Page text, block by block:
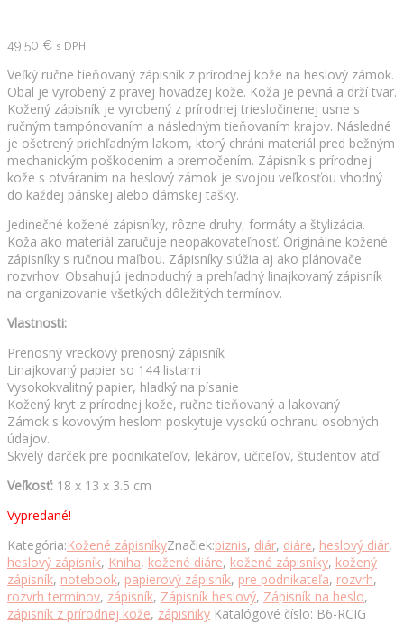
49.50 € s DPH
Veľký ručne tieňovaný zápisník z prírodnej kože na heslový zámok.
Obal je vyrobený z pravej hovädzej kože. Koža je pevná a drží tvar.
Kožený zápisník je vyrobený z prírodnej triesločinenej usne s
ručným tampónovaním a následným tieňovaním krajov. Následné
je ošetrený priehľadným lakom, ktorý chráni materiál pred bežným
mechanickým poškodením a premočením. Zápisník s prírodnej
kože s otváraním na heslový zámok je svojou veľkosťou vhodný
do každej pánskej alebo dámskej tašky.
Jedinečné kožené zápisníky, rôzne druhy, formáty a štylizácia.
Koža ako materiál zaručuje neopakovateľnosť. Originálne kožené
zápisníky s ručnou maľbou. Zápisníky slúžia aj ako plánovače
rozvrhov. Obsahujú jednoduchý a prehľadný linajkovaný zápisník
na organizovanie všetkých dôležitých termínov.
Vlastnosti:
Prenosný vreckový prenosný zápisník
Linajkovaný papier so 144 listami
Vysokokvalitný papier, hladký na písanie
Kožený kryt z prírodnej kože, ručne tieňovaný a lakovaný
Zámok s kovovým heslom poskytuje vysokú ochranu osobných
údajov.
Skvelý darček pre podnikateľov, lekárov, učiteľov, študentov atď.
Veľkosť: 18 x 13 x 3.5 cm
Vypredané!
Kategória:Kožené zápisníkyZnačiek:biznis, diár, diáre, heslový diár,
heslový zápisník, Kniha, kožené diáre, kožené zápisníky, kožený
zápisník, notebook, papierový zápisník, pre podnikateľa, rozvrh,
rozvrh termínov, zápisník, Zápisník heslový, Zápisník na heslo,
zápisník z prírodnej kože, zápisníky Katalógové číslo: B6-RCIG